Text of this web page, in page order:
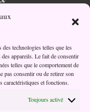
technologies telles que les
appareils. Le fait de consentir
telles que le comportement de
pas consentir ou de retirer son
caractéristiques et fonctions.
Toujours activé
naturel.